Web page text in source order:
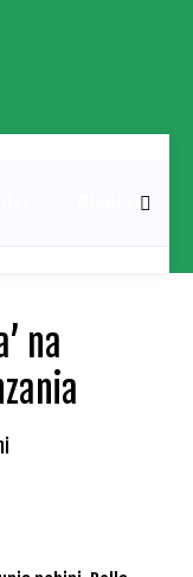
MICHEZO
na